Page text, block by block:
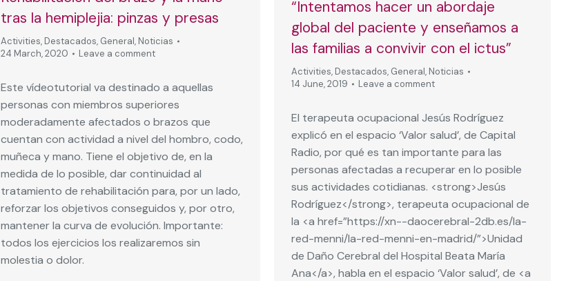
tras la hemiplejia: pinzas y presas
Activities, Destacados, General, Noticias
24 March, 2020
Leave a comment
Este vídeotutorial va destinado a aquellas
personas con miembros superiores
moderadamente afectados o brazos que
cuentan con actividad a nivel del hombro, codo,
muñeca y mano. Tiene el objetivo de, en la
medida de lo posible, dar continuidad al
tratamiento de rehabilitación para, por un lado,
reforzar los objetivos conseguidos y, por otro,
mantener la curva de evolución. Importante:
todos los ejercicios los realizaremos sin
molestia o dolor.
“Intentamos hacer un abordaje
global del paciente y enseñamos a
las familias a convivir con el ictus”
Activities, Destacados, General, Noticias
14 June, 2019
Leave a comment
El terapeuta ocupacional Jesús Rodríguez
explicó en el espacio ‘Valor salud’, de Capital
Radio, por qué es tan importante para las
personas afectadas a recuperar en lo posible
sus actividades cotidianas. <strong>Jesús
Rodríguez</strong>, terapeuta ocupacional de
la <a href=”https://xn--daocerebral-2db.es/la-
red-menni/la-red-menni-en-madrid/”>Unidad
de Daño Cerebral del Hospital Beata María
Ana</a>, habla en el espacio ‘Valor salud’, de <a